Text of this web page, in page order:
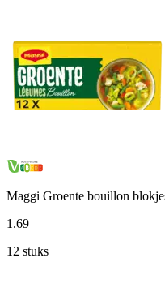
Maggi Groente bouillon
1 .69
12 stuks